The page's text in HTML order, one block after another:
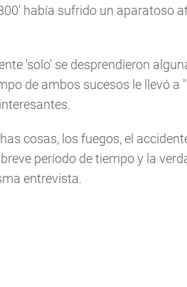
había sufrido un aparatoso
'solo' se desprendieron
de ambos sucesos le llevó
cosas, los fuegos, el
período de tiempo y la
entrevista.